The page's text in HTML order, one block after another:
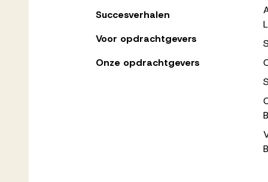
Succesverhalen
Voor opdrachtgevers
Onze opdrachtgevers